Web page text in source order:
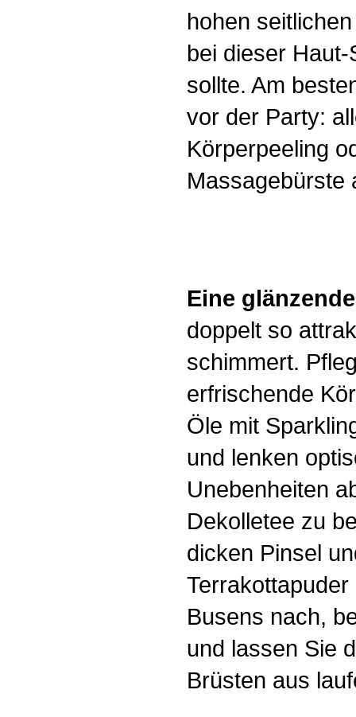
hohen
bei dieser
sollte. Am
vor der Party:
Körperpeeling
Massagebürste
Eine
doppelt so
schimmert.
erfrischende
Öle mit
und lenken
Unebenheiten
Dekolletee zu
dicken Pinsel
Busens nach,
und lassen Sie
Brüsten aus